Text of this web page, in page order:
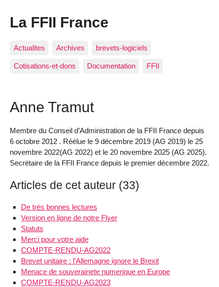
La FFII France
Actualites Archives brevets-logiciels
Cotisations-et-dons Documentation FFII
Anne Tramut
Membre du Conseil d’Administration de la FFII France depuis
6 octobre 2012 . Réélue le 9 décembre 2019 (AG 2019) le 25
novembre 2022(AG 2022) et le 20 novembre 2025 (AG 2025).
Secrétaire de la FFII France depuis le premier décembre 2022.
Articles de cet auteur (33)
De très bonnes lectures
Version en ligne de notre Flyer
Statuts
Merci pour votre aide
COMPTE-RENDU-AG2022
Brevet unitaire : l’Allemagne ignore le Brexit
Menace de souverainete numerique en Europe
COMPTE-RENDU-AG2023